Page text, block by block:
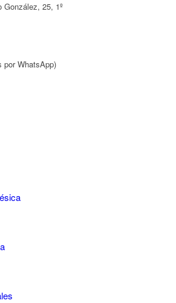
González, 25, 1º
WhatsApp)